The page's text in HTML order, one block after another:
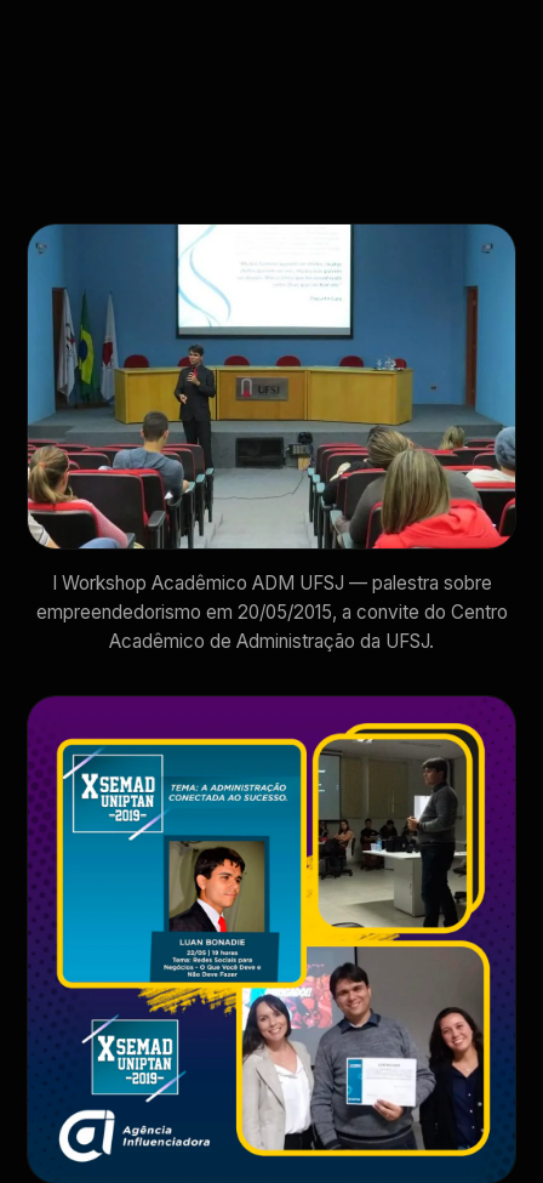
I Workshop Acadêmico ADM UFSJ — palestra sobre
empreendedorismo em 20/05/2015, a convite do Centro
Acadêmico de Administração da UFSJ.